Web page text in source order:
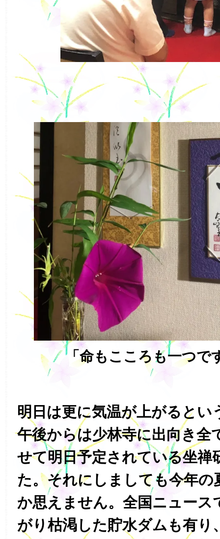
「命もこころも一つ
明日は更に気温が上がるとい
午後からは少林寺に出向き全
せて明日予定されている坐禅
た。それにしましても今年の
か思えません。全国ニュース
がり枯渇した貯水ダムも有り